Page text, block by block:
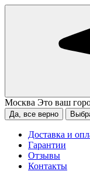
Москва Это ваш
Да, все верно
Доставка и
Гарантии
Отзывы
Контакты